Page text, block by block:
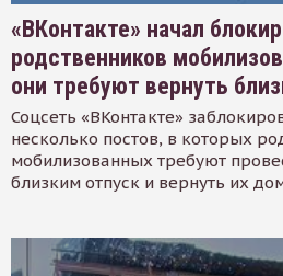
«ВКонтакте» начал
родственников
они требуют вернуть
Соцсеть «ВКонтакте»
несколько постов, в которых
мобилизованных требуют
близким отпуск и вернуть их